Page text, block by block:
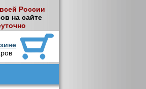
России
на сайте